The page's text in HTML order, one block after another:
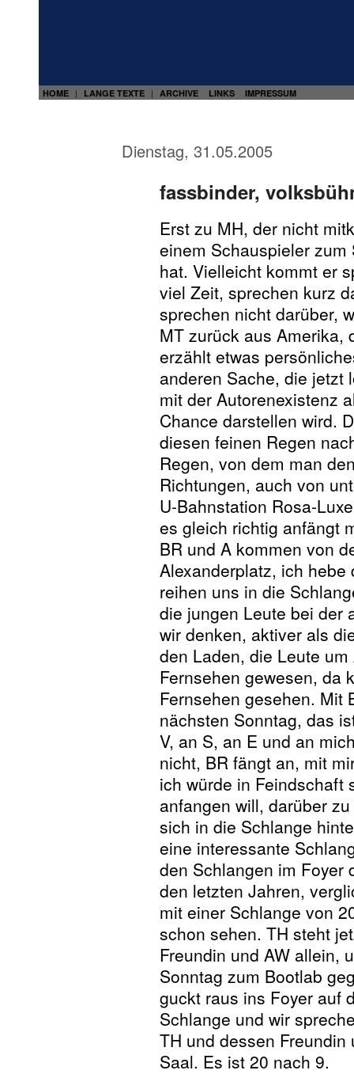
HOME | LANGE TEXTE | ARCHIVE LINKS IMPRESSUM
Dienstag, 31.05.2005
fassbinder,
Erst zu MH, der nicht
einem Schauspieler
hat. Vielleicht kommt er
viel Zeit, sprechen kurz
sprechen nicht darüber,
MT zurück aus Amerika,
erzählt etwas
anderen Sache, die jetzt
mit der Autorenexistenz
Chance darstellen wird.
diesen feinen Regen
Regen, von dem man
Richtungen, auch von
U-Bahnstation Rosa-
es gleich richtig anfängt
BR und A kommen von
Alexanderplatz, ich
reihen uns in die
die jungen Leute bei der
wir denken, aktiver als
den Laden, die Leute
Fernsehen gewesen, da
Fernsehen gesehen. Mit
nächsten Sonntag, das
V, an S, an E und an
nicht, BR fängt an, mit
ich würde in Feindschaft
anfangen will, darüber
sich in die Schlange
eine interessante
den Schlangen im Foyer
den letzten Jahren,
mit einer Schlange von
schon sehen. TH steht
Freundin und AW allein,
Sonntag zum Bootlab
guckt raus ins Foyer auf
Schlange und wir
TH und dessen
Saal. Es ist 20 nach 9.